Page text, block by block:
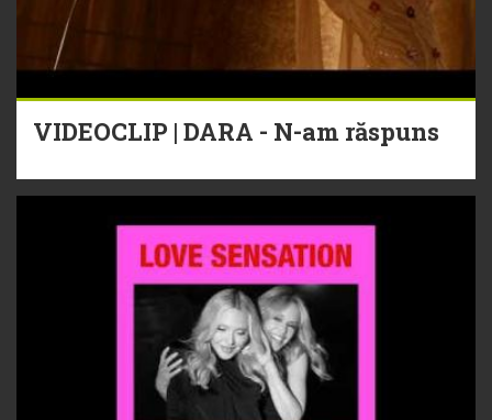
VIDEOCLIP | DARA - N-am răspuns